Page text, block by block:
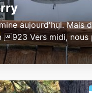
aujourd'hui. Mais
923 Vers midi, nous